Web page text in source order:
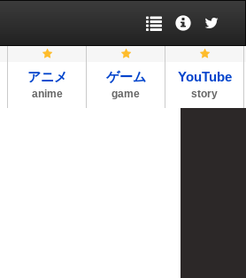
アニメ
anime
ゲーム
game
YouTube
story